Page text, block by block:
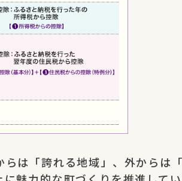
は「誇れる地域」、外からは